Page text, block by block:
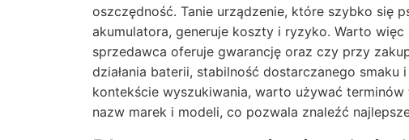
oszczędność. Tanie urządzenie, które szybko się
akumulatora, generuje koszty i ryzyko. Warto
sprzedawca oferuje gwarancję oraz czy przy
działania baterii, stabilność dostarczanego smaku
kontekście wyszukiwania, warto używać terminów
nazw marek i modeli, co pozwala znaleźć